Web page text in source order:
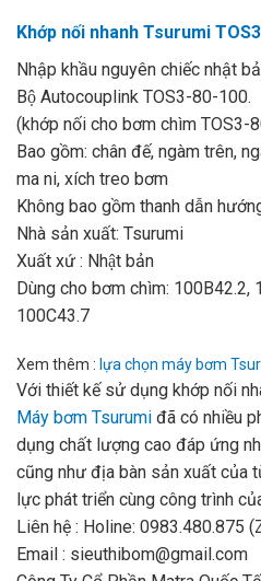
Khớp nối nhanh Tsurumi
Nhập khầu nguyên chiếc nhật
Bộ Autocouplink TOS3-80-100.
(khớp nối cho bơm chìm TOS3-
Bao gồm: chân đế, ngàm trên,
ma ni, xích treo bơm
Không bao gồm thanh dẫn
Nhà sản xuất: Tsurumi
Xuất xứ : Nhật bản
Dùng cho bơm chìm: 100B42.2,
100C43.7
Xem thêm : lựa chọn máy bơm
Với thiết kế sử dụng khớp nối
Máy bơm Tsurumi đã có nhiều
dụng chất lượng cao đáp ứng
cũng như địa bàn sản xuất của
lực phát triển cùng công trình
Liên hệ : Holine: 0983.480.875
Email : sieuthibom@gmail.com